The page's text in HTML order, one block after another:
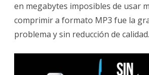
en megabytes imposibles de usar
comprimir a formato MP3 fue la
problema y sin reducción de calidad.